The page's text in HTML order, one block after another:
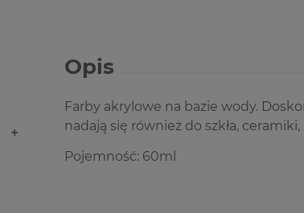
Opis
Farby akrylowe na bazie wody.
nadają się również do szkła,
Pojemność: 60ml